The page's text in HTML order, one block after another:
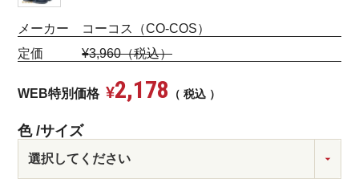
メーカー コーコス（CO-COS）
定価 ¥3,960（税込）
WEB特別価格 ¥2,178 税込
色 サイズ